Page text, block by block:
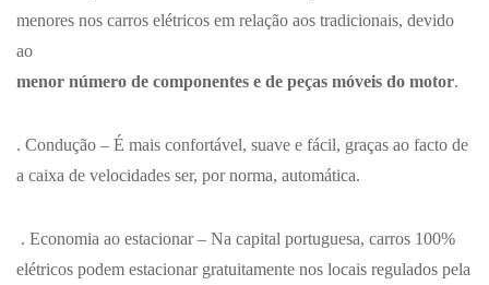
menores nos carros elétricos em relação aos tradicionais, devido
ao
menor número de componentes e de peças móveis do motor.
. Condução – É mais confortável, suave e fácil, graças ao facto de
a caixa de velocidades ser, por norma, automática.
. Economia ao estacionar– Na capital portuguesa, carros 100%
elétricos podem estacionar gratuitamente nos locais regulados pela